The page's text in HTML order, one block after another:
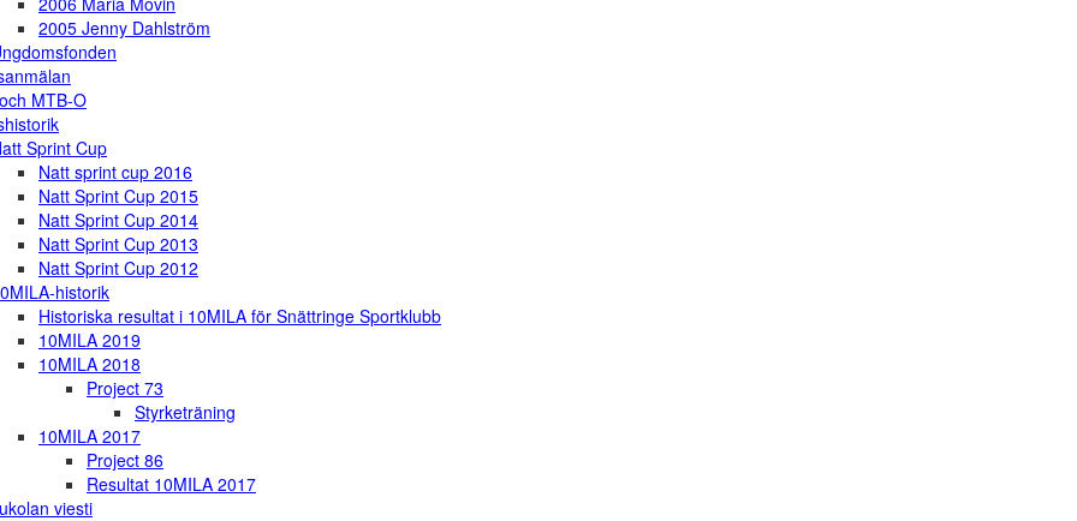
2005 Jenny Dahlström
MTB-O
Sprint Cup
Natt sprint cup 2016
Natt Sprint Cup 2015
Natt Sprint Cup 2014
Natt Sprint Cup 2013
Natt Sprint Cup 2012
historik
Historiska resultat i 10MILA för Snättringe Sportklubb
10MILA 2019
10MILA 2018
Project 73
Styrketräning
10MILA 2017
Project 86
Resultat 10MILA 2017
viesti